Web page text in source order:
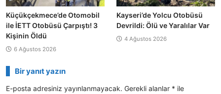
Küçükçekmece’de Otomobil
ile İETT Otobüsü Çarpıştı! 3
Kişinin Öldü
6 Ağustos 2026
Kayseri’de Yolcu Otobüsü
Devrildi: Ölü ve Yaralılar Var
4 Ağustos 2026
Bir yanıt yazın
E-posta adresiniz yayınlanmayacak. Gerekli alanlar * ile